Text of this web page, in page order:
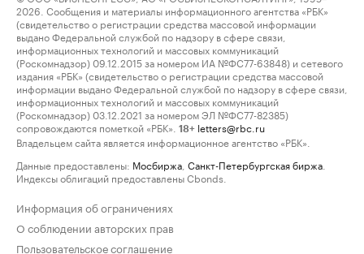
2026. Сообщения и материалы информационного агентства «РБК»
(свидетельство о регистрации средства массовой информации
выдано Федеральной службой по надзору в сфере связи,
информационных технологий и массовых коммуникаций
(Роскомнадзор) 09.12.2015 за номером ИА №ФС77-63848) и сетевого
издания «РБК» (свидетельство о регистрации средства массовой
информации выдано Федеральной службой по надзору в сфере связи,
информационных технологий и массовых коммуникаций
(Роскомнадзор) 03.12.2021 за номером ЭЛ №ФС77-82385)
сопровождаются пометкой «РБК».
18+ letters@rbc.ru
Владельцем сайта является информационное агентство «РБК».
Данные предоставлены: Мосбиржа Санкт-Петербургская биржа
Индексы облигаций предоставлены Cbonds.
Информация об ограничениях
О соблюдении авторских прав
Пользовательское соглашение